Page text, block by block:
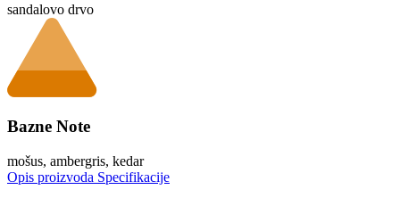
sandalovo drvo
Bazne Note
mošus, ambergris, kedar
Opis proizvoda Specifikacije